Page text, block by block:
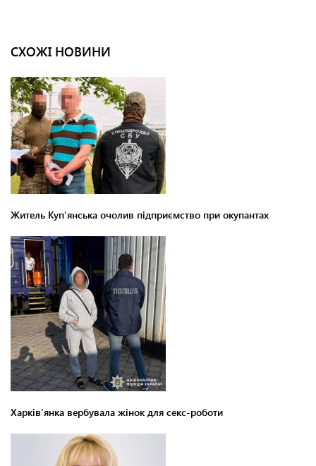
СХОЖІ НОВИНИ
Житель Куп'янська очолив підприємство при окупантах
Харків'янка вербувала жінок для секс-роботи